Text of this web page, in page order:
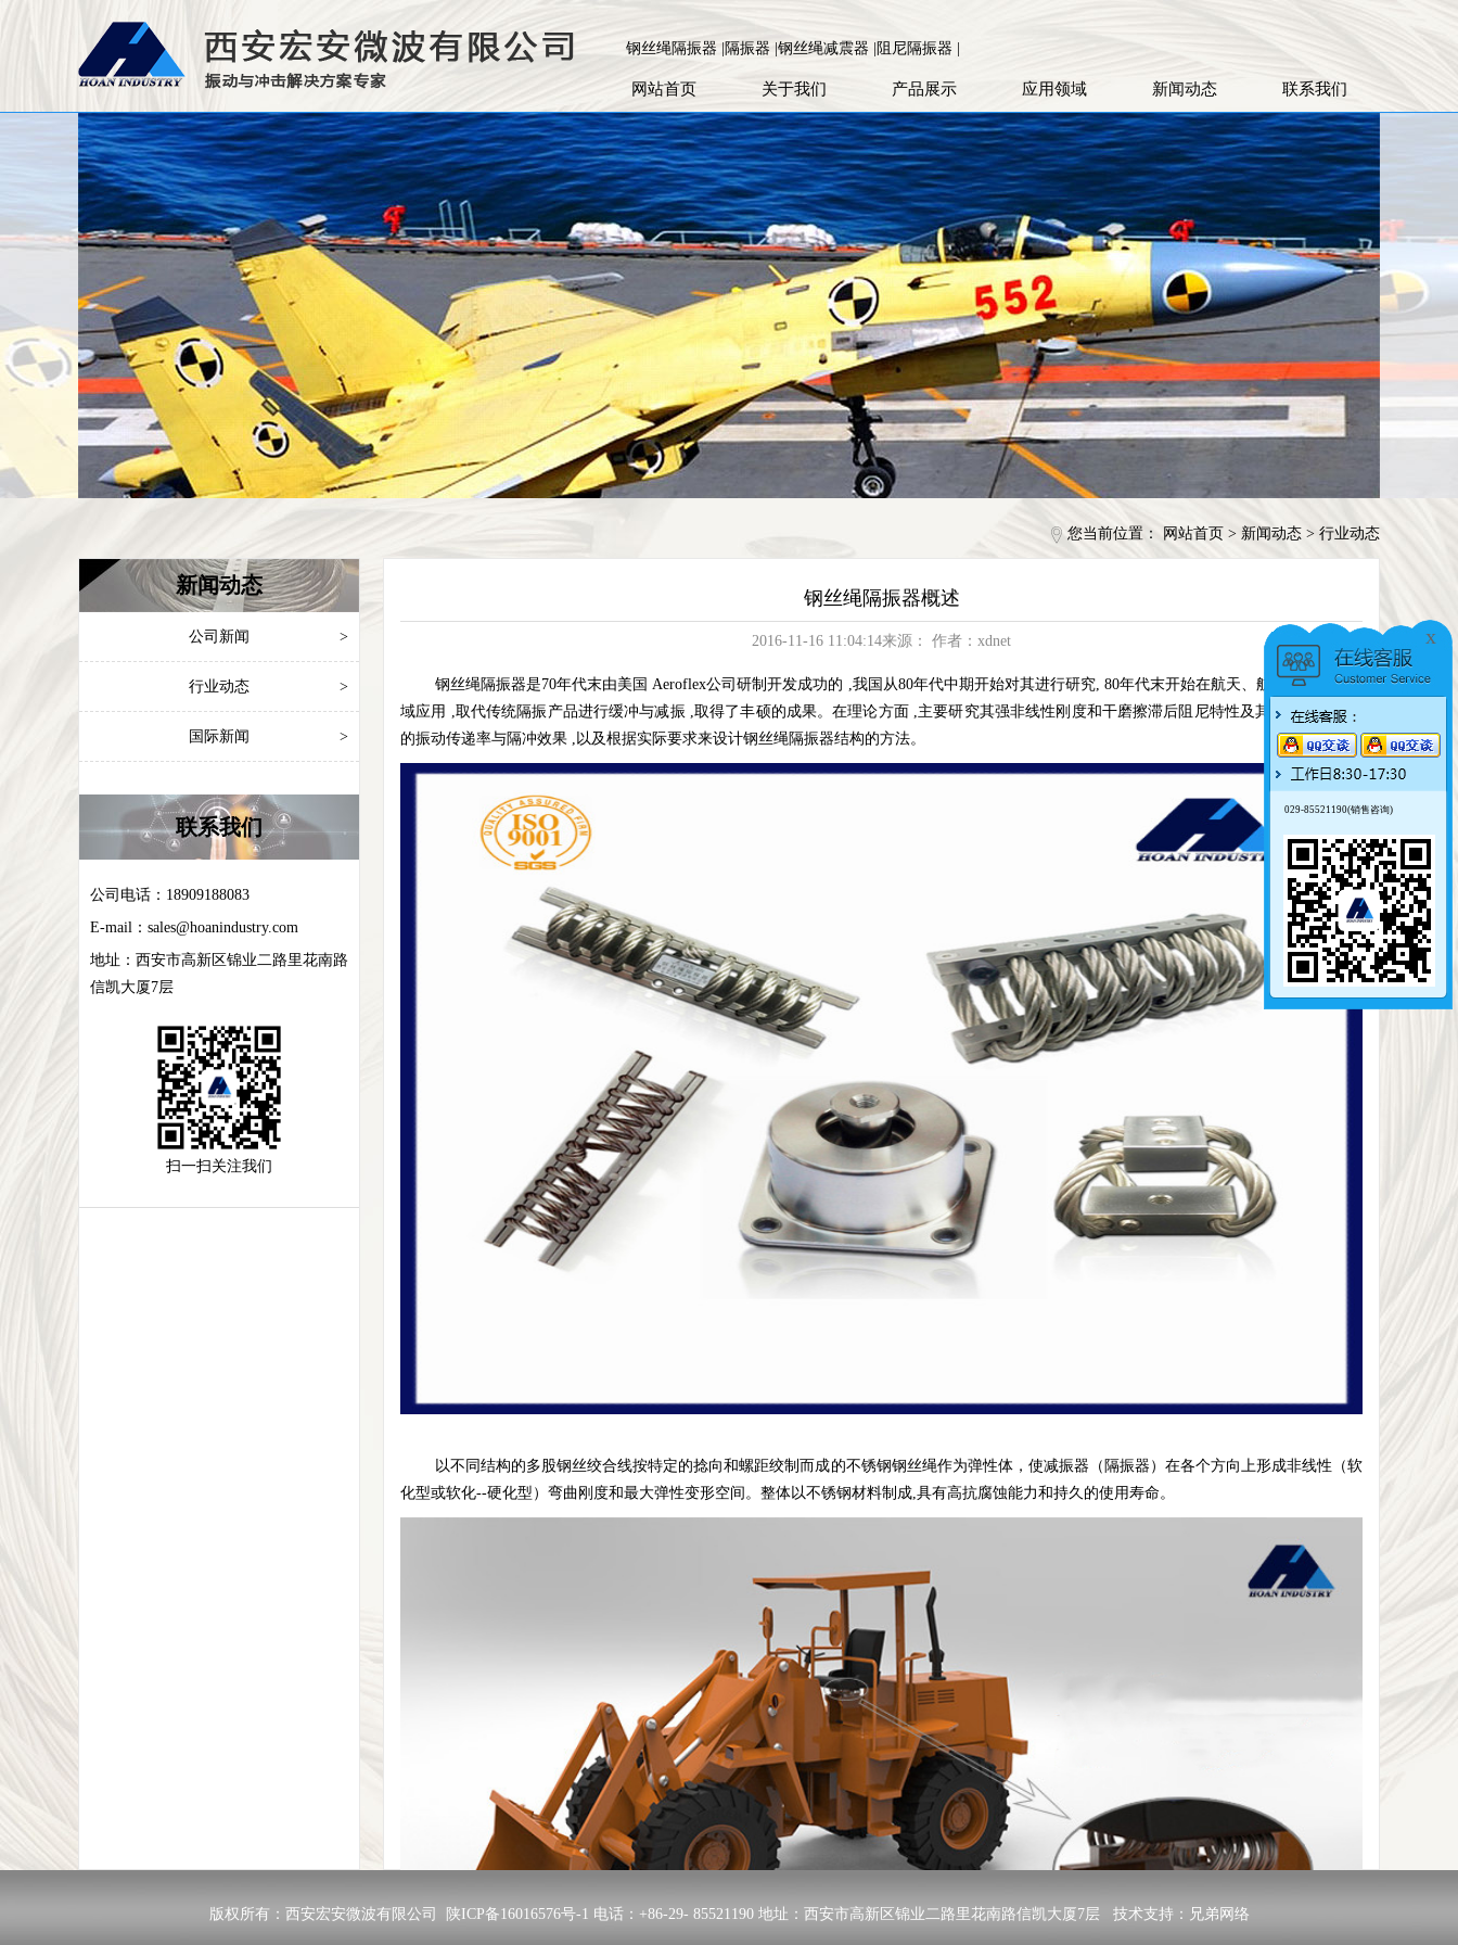
钢丝绳隔振器 |隔振器 |钢丝绳减震器 |阻尼隔振器 |
网站首页 关于我们 产品展示 应用领域 新闻动态 联系我们
您当前位置： 网站首页 > 新闻动态 > 行业动态
新闻动态
公司新闻 >
行业动态 >
国际新闻 >
联系我们
公司电话：18909188083
E-mail： sales@hoanindustry.com
地址： 西安市高新区锦业二路里花南路
信凯大厦7层
扫一扫关注我们
钢丝绳隔振器概述
2016-11-16 11:04:14来源： 作者：xdnet
钢丝绳隔振器是70年代末由美国 Aeroflex公司研制开发成功的 ,我国从80年代中期开始对其进行研究, 80年代末开始在航天、航空、航船等领
域应用 ,取代传统隔振产品进行缓冲与减振 ,取得了丰硕的成果。在理论方面 ,主要研究其强非线性刚度和干磨擦滞后阻尼特性及其在各种情况下
的振动传递率与隔冲效果 ,以及根据实际要求来设计钢丝绳隔振器结构的方法。
以不同结构的多股钢丝绞合线按特定的捻向和螺距绞制而成的不锈钢钢丝绳作为弹性体，使减振器（隔振器）在各个方向上形成非线性（软
化型或软化--硬化型）弯曲刚度和最大弹性变形空间。整体以不锈钢材料制成,具有高抗腐蚀能力和持久的使用寿命。
版权所有：西安宏安微波有限公司 陕ICP备16016576号-1 电话：+86-29- 85521190 地址：西安市高新区锦业二路里花南路信凯大厦7层 技术支持： 兄弟网络
x
029-85521190(销售咨询)